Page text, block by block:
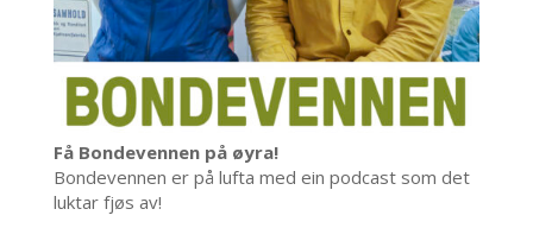
Få Bondevennen på øyra!
Bondevennen er på lufta med ein podcast som det
luktar fjøs av!